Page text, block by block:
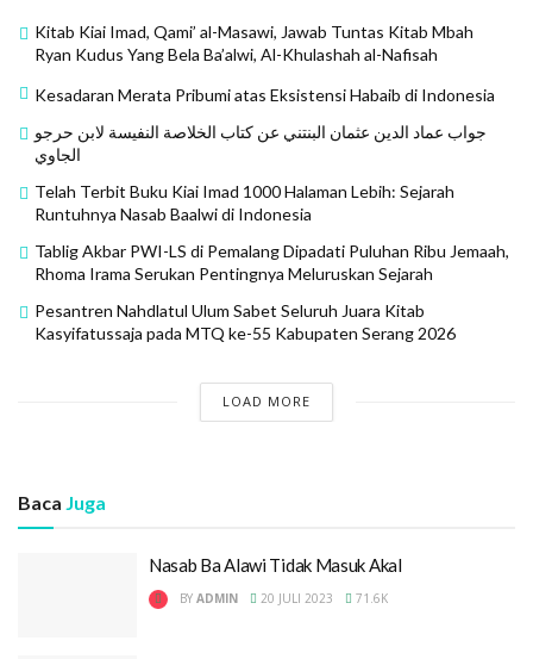
tercatat dalam SZ dan FSZ itu, hari ini kita bisa
sangat menakjubkan, yang sulit kita mencari referensi
dari sumber sezaman. Diantaranya sebagai berikut:
HASYIM BIN UMAR YAHYA
media online seperti di website Ansor Bandung Barat
yang diposkan Oktober 2020. Disebutkan dalam
website itu bahwa Hasyim bin Umar adalah
yang mengijajahkan haditsnya kepada para ulama-
ulama dunia). Tentu ini dapat diverifikasi adakah ulama
Disebutkan pula, Ibu Hasyim Bin Umar adalah Syarifah
Marinah binti K.H. Hasan Qudsi keturunan Sunan
Gunung Jati. Namun tidak disebutkan susunannya
Kitab Kiai Imad, Qami’ al-Masawi, Jawab Tuntas Kitab Mbah
Ryan Kudus Yang Bela Ba’alwi, Al-Khulashah al-Nafisah
Kesadaran Merata Pribumi atas Eksistensi Habaib di Indonesia
جواب عماد الدين عثمان البنتني عن كتاب الخلاصة النفيسة لابن حرجو
الجاوي
Telah Terbit Buku Kiai Imad 1000 Halaman Lebih: Sejarah
Runtuhnya Nasab Baalwi di Indonesia
Tablig Akbar PWI-LS di Pemalang Dipadati Puluhan Ribu Jemaah,
Rhoma Irama Serukan Pentingnya Meluruskan Sejarah
Pesantren Nahdlatul Ulum Sabet Seluruh Juara Kitab
Kasyifatussaja pada MTQ ke-55 Kabupaten Serang 2026
LOAD MORE
Baca Juga
Nasab Ba Alawi Tidak Masuk Akal
BY ADMIN 20 JULI 2023 71.6K